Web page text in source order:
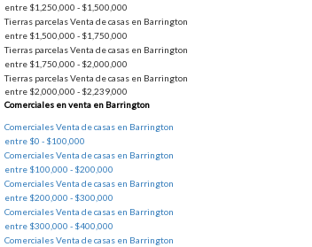
entre $1,250,000 - $1,500,000
Tierras parcelas Venta de casas en Barrington
entre $1,500,000 - $1,750,000
Tierras parcelas Venta de casas en Barrington
entre $1,750,000 - $2,000,000
Tierras parcelas Venta de casas en Barrington
entre $2,000,000 - $2,239,000
Comerciales en venta en Barrington
Comerciales Venta de casas en Barrington
entre $0 - $100,000
Comerciales Venta de casas en Barrington
entre $100,000 - $200,000
Comerciales Venta de casas en Barrington
entre $200,000 - $300,000
Comerciales Venta de casas en Barrington
entre $300,000 - $400,000
Comerciales Venta de casas en Barrington